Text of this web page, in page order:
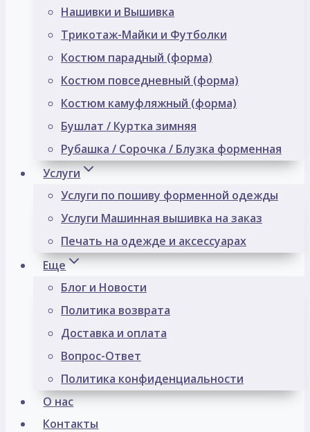
Нашивки и Вышивка
Трикотаж-Майки и Футболки
Костюм парадный (форма)
Костюм повседневный (форма)
Костюм камуфляжный (форма)
Бушлат / Куртка зимняя
Рубашка / Сорочка / Блузка форменная
Услуги
Услуги по пошиву форменной одежды
Услуги Машинная вышивка на заказ
Печать на одежде и аксессуарах
Еще
Блог и Новости
Политика возврата
Доставка и оплата
Вопрос-Ответ
Политика конфиденциальности
О нас
Контакты